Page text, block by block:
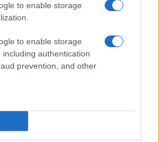
to enable storage
to enable storage
including authentication
prevention, and other
PUBBLICITÀ LAVORA CON NOI
CHANNEL
Operatori di Comunicazione n. 37512
– Ne è consentita esclusivamente una
con citazione della fonte corretta